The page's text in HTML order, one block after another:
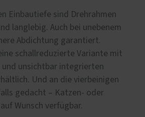
Einbautiefe sind Drehrahmen
langlebig. Auch bei unebenem
Abdichtung garantiert.
schallreduzierte Variante mit
und unsichtbar integrierten
Und an die vierbeinigen
gedacht – Katzen- oder
Wunsch verfügbar.